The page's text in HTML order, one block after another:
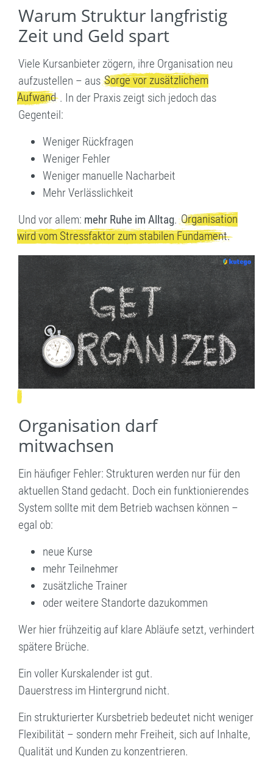
Warum Struktur langfristig
Zeit und Geld spart
Viele Kursanbieter zögern, ihre Organisation neu
aufzustellen – ausSorge vor zusätzlichem
Aufwand . In der Praxis zeigt sich jedoch das
Gegenteil:
Weniger Rückfragen
Weniger Fehler
Weniger manuelle Nacharbeit
Mehr Verlässlichkeit
Und vor allem: mehr Ruhe im Alltag.Organisation
wird vom Stressfaktor zum stabilen Fundament.
Organisation darf
mitwachsen
Ein häufiger Fehler: Strukturen werden nur für den
aktuellen Stand gedacht. Doch ein funktionierendes
System sollte mit dem Betrieb wachsen können –
egal ob:
neue Kurse
mehr Teilnehmer
zusätzliche Trainer
oder weitere Standorte dazukommen
Wer hier frühzeitig auf klare Abläufe setzt, verhindert
spätere Brüche.
Ein voller Kurskalender ist gut.
Dauerstress im Hintergrund nicht.
Ein strukturierter Kursbetrieb bedeutet nicht weniger
Flexibilität – sondern mehr Freiheit, sich auf Inhalte,
Qualität und Kunden zu konzentrieren.